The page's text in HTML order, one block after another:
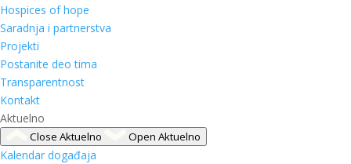
Hospices of hope
Saradnja i partnerstva
Projekti
Postanite deo tima
Transparentnost
Kontakt
Aktuelno
Close Aktuelno Open Aktuelno
Kalendar događaja